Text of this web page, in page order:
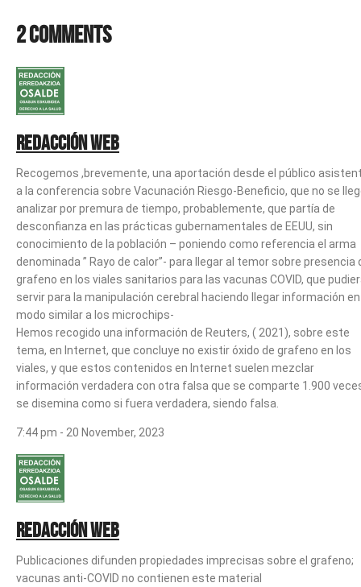
2 Comments
Redacción web
Recogemos ,brevemente, una aportación desde el público
a la conferencia sobre Vacunación Riesgo-Beneficio, que no se
analizar por premura de tiempo, probablemente, que partía de
desconfianza en las prácticas gubernamentales de EEUU, sin
conocimiento de la población – poniendo como referencia el arma
denominada ” Rayo de calor”- para llegar al temor sobre presencia
grafeno en los viales sanitarios para las vacunas COVID, que
servir para la manipulación cerebral haciendo llegar información en
modo similar a los microchips-
Hemos recogido una información de Reuters, ( 2021), sobre este
tema, en Internet, que concluye no existir óxido de grafeno en los
viales, y que estos contenidos en Internet suelen mezclar
información verdadera con otra falsa que se comparte 1.900
se disemina como si fuera verdadera, siendo falsa.
7:44 pm - 20 November, 2023
Redacción web
Publicaciones difunden propiedades imprecisas sobre el grafeno;
vacunas anti-COVID no contienen este material